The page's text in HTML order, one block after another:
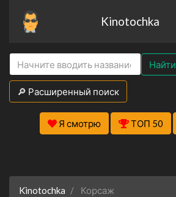
Kinotochka
Найти
🔎 Расширенный поиск
Я смотрю ТОП 50
Kinotochka Корсаж